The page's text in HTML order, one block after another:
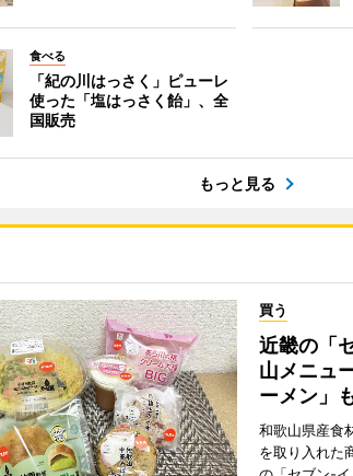
食べる
「紀の川はっさく」ピューレ
使った「塩はっさく飴」、全
国販売
もっと見る
買う
近畿の「
山メニュ
ーメン」
和歌山県産食
を取り入れた